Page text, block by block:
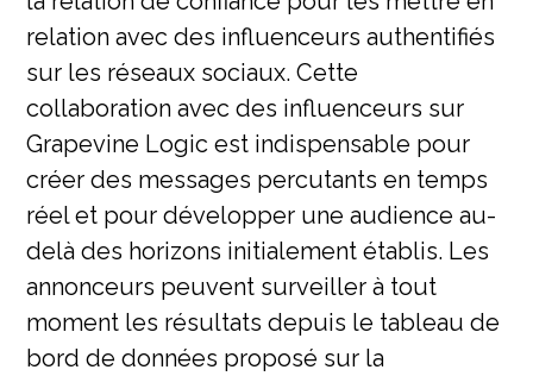
relation avec des influenceurs authentifiés
sur les réseaux sociaux. Cette
collaboration avec des influenceurs sur
Grapevine Logic est indispensable pour
créer des messages percutants en temps
réel et pour développer une audience au-
delà des horizons initialement établis. Les
annonceurs peuvent surveiller à tout
moment les résultats depuis le tableau de
bord de données proposé sur la